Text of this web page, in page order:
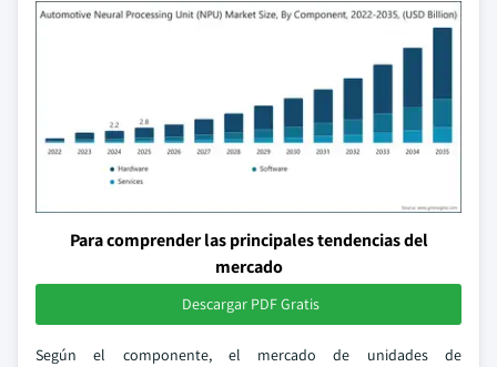
Para comprender las principales tendencias del
mercado
Descargar PDF Gratis
Según el componente, el mercado de unidades de